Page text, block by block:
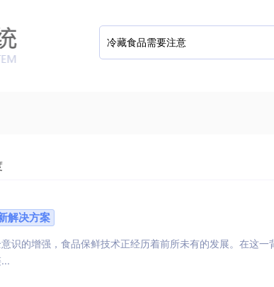
解决方案
识的增强，食品保鲜技术正经历着前所未有的发展。在这